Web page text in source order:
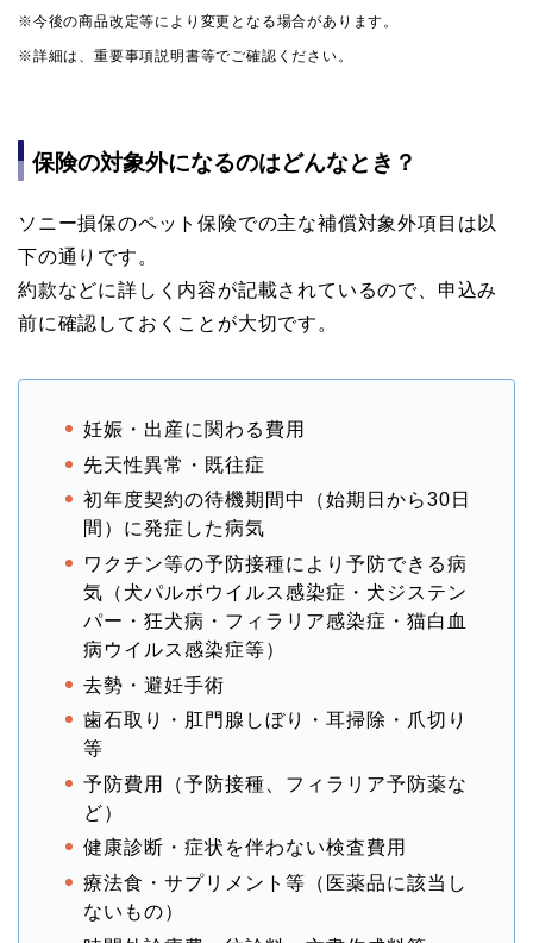
※今後の商品改定等により変更となる場合があります。
※詳細は、重要事項説明書等でご確認ください。
保険の対象外になるのはどんなとき？
ソニー損保のペット保険での主な補償対象外項目は以
下の通りです。
約款などに詳しく内容が記載されているので、申込み
前に確認しておくことが大切です。
妊娠・出産に関わる費用
先天性異常・既往症
初年度契約の待機期間中（始期日から30日
間）に発症した病気
ワクチン等の予防接種により予防できる病
気（犬パルボウイルス感染症・犬ジステン
パー・狂犬病・フィラリア感染症・猫白血
病ウイルス感染症等）
去勢・避妊手術
歯石取り・肛門腺しぼり・耳掃除・爪切り
等
予防費用（予防接種、フィラリア予防薬な
ど）
健康診断・症状を伴わない検査費用
療法食・サプリメント等（医薬品に該当し
ないもの）